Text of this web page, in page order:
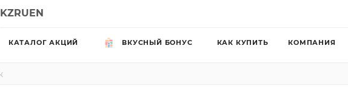
KZRUEN
КАТАЛОГ АКЦИЙ ВКУСНЫЙ БОНУС КАК КУПИТЬ КОМПАНИЯ